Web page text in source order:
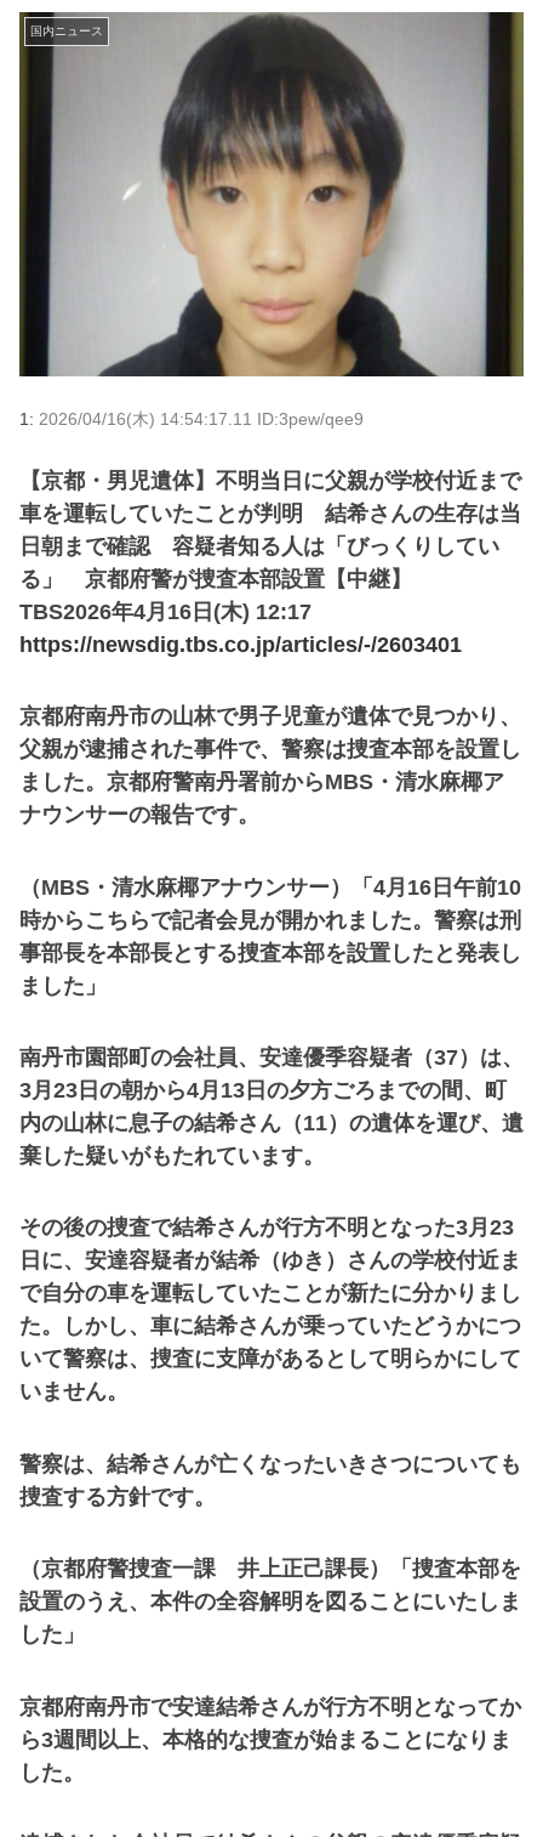
国内ニュース
1: 2026/04/16(木) 14:54:17.11 ID:3pew/qee9
【京都・男児遺体】不明当日に父親が学校付近まで
車を運転していたことが判明 結希さんの生存は当
日朝まで確認 容疑者知る人は「びっくりしてい
る」 京都府警が捜査本部設置【中継】
TBS2026年4月16日(木) 12:17
https://newsdig.tbs.co.jp/articles/-/2603401
京都府南丹市の山林で男子児童が遺体で見つかり、
父親が逮捕された事件で、警察は捜査本部を設置し
ました。京都府警南丹署前からMBS・清水麻椰ア
ナウンサーの報告です。
（MBS・清水麻椰アナウンサー）「4月16日午前10
時からこちらで記者会見が開かれました。警察は刑
事部長を本部長とする捜査本部を設置したと発表し
ました」
南丹市園部町の会社員、安達優季容疑者（37）は、
3月23日の朝から4月13日の夕方ごろまでの間、町
内の山林に息子の結希さん（11）の遺体を運び、遺
棄した疑いがもたれています。
その後の捜査で結希さんが行方不明となった3月23
日に、安達容疑者が結希（ゆき）さんの学校付近ま
で自分の車を運転していたことが新たに分かりまし
た。しかし、車に結希さんが乗っていたどうかにつ
いて警察は、捜査に支障があるとして明らかにして
いません。
警察は、結希さんが亡くなったいきさつについても
捜査する方針です。
（京都府警捜査一課 井上正己課長）「捜査本部を
設置のうえ、本件の全容解明を図ることにいたしま
した」
京都府南丹市で安達結希さんが行方不明となってか
ら3週間以上、本格的な捜査が始まることになりま
した。